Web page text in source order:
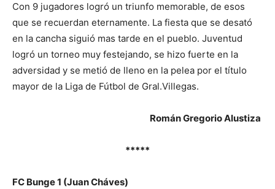
Con 9 jugadores logró un triunfo memorable, de esos
que se recuerdan eternamente. La fiesta que se desató
en la cancha siguió mas tarde en el pueblo. Juventud
logró un torneo muy festejando, se hizo fuerte en la
adversidad y se metió de lleno en la pelea por el título
mayor de la Liga de Fútbol de Gral.Villegas.
Román Gregorio Alustiza
*****
FC Bunge 1 (Juan Cháves)